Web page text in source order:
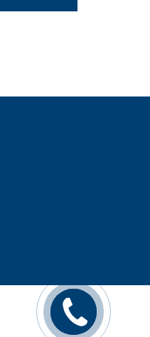
Rappelez
moi